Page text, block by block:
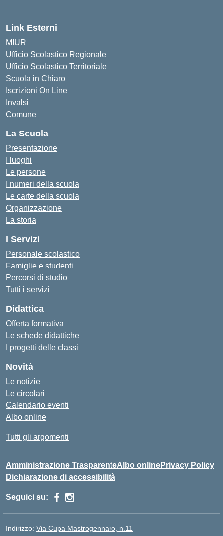
Link Esterni
MIUR
Ufficio Scolastico Regionale
Ufficio Scolastico Territoriale
Scuola in Chiaro
Iscrizioni On Line
Invalsi
Comune
La Scuola
Presentazione
I luoghi
Le persone
I numeri della scuola
Le carte della scuola
Organizzazione
La storia
I Servizi
Personale scolastico
Famiglie e studenti
Percorsi di studio
Tutti i servizi
Didattica
Offerta formativa
Le schede didattiche
I progetti delle classi
Novità
Le notizie
Le circolari
Calendario eventi
Albo online
Tutti gli argomenti
Amministrazione TrasparenteAlbo onlinePrivacy Policy
Dichiarazione di accessibilità
Seguici su:
Indirizzo: Via Cupa Mastrogennaro, n.11